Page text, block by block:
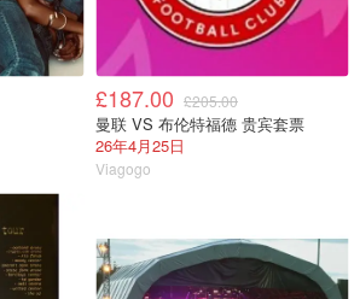
£187.00 £205.00
曼联 VS 布伦特福德 贵宾套票
26年4月25日
Viagogo